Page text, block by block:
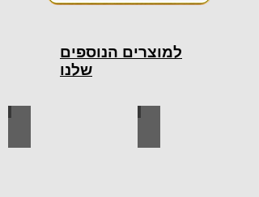
למוצרים הנוספים
שלנו